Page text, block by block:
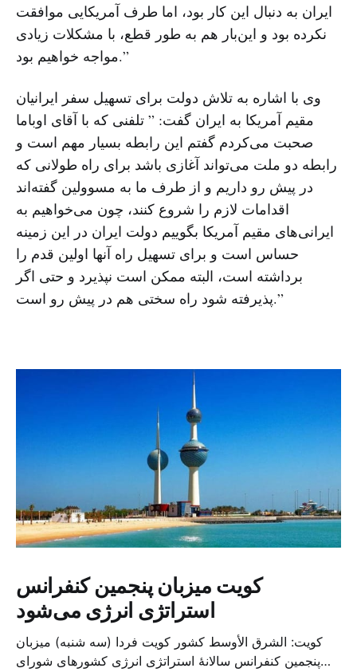
ایران به دنبال این کار بود، اما طرف آمریکایی موافقت
نکرده بود و این‌بار هم به طور قطع، با مشکلات زیادی
مواجه خواهیم بود.”
وی با اشاره به تلاش دولت برای تسهیل سفر ایرانیان
مقیم آمریکا به ایران گفت: ” تلفنی که با آقای اوباما
صحبت می‌کردم گفتم این رابطه بسیار مهم است و
رابطه دو ملت می‌تواند آغازی باشد برای راه طولانی که
در پیش رو داریم و از طرف ما به مسوولین گفته‌اند
اقدامات لازم را شروع کنند، چون می‌خواهیم به
ایرانی‌های مقیم آمریکا بگوییم دولت ایران در این زمینه
حساس است و برای تسهیل راه‌ آنها اولین قدم را
برداشته است، البته ممکن است نپذیرد و حتی اگر
پذیرفته شود راه سختی هم در پیش رو است.”
کویت میزبان پنجمین کنفرانس
استراتژی انرژی می‌شود
کویت: الشرق الأوسط کشور کویت فردا (سه شنبه) میزبان
پنجمین کنفرانس سالانهٔ استراتژی انرژی کشورهای شورای